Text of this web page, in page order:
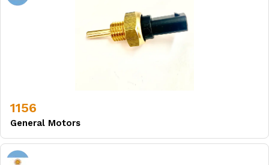
1156
General Motors